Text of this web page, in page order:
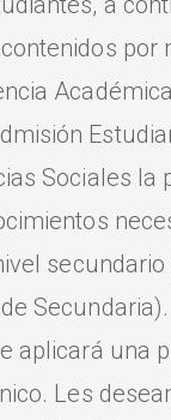
por
Sociales la
secundario
Secundaria).
aplicará una
Les